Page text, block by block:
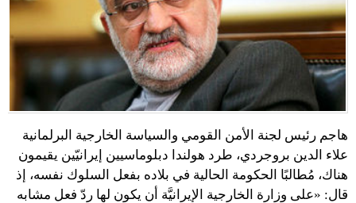
هاجم رئيس لجنة الأمن القومي والسياسة الخارجية البرلمانية
علاء الدين بروجردي، طرد هولندا دبلوماسيين إيرانيّين يقيمون
هناك، مُطالبًا الحكومة الحالية في بلاده بفعل السلوك نفسه، إذ
قال: «على وزارة الخارجية الإيرانيَّة أن يكون لها ردّ فعل مشابه